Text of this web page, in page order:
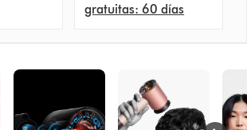
gratuitas: 60 días